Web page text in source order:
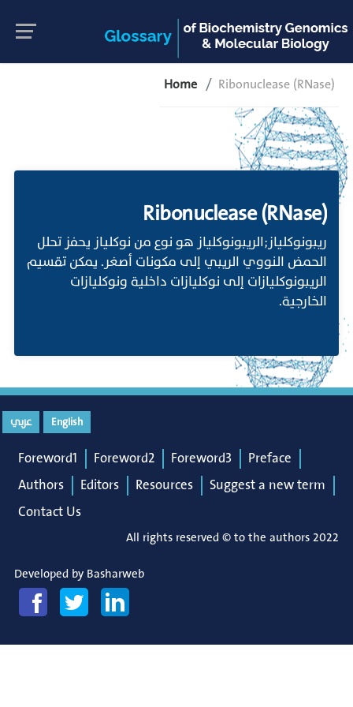
Home Ribonuclease (RNase)
Ribonuclease (RNase)
ريبونوكلياز;الريبونوكلياز هو نوع من نوكلياز يحفز تحلل
الحمض النووي الريبي إلى مكونات أصغر. يمكن تقسيم
الريبونوكليازات إلى نوكليازات داخلية ونوكليازات
الخارجية.
English عربي
Foreword1 Foreword2 Foreword3
Preface
Authors
Editors Resources
Suggest a new term
Contact Us
All rights reserved © to the authors 2022
Developed by Basharweb